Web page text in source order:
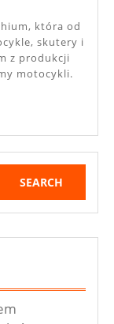
skutery i
z produkcji
motocykli.